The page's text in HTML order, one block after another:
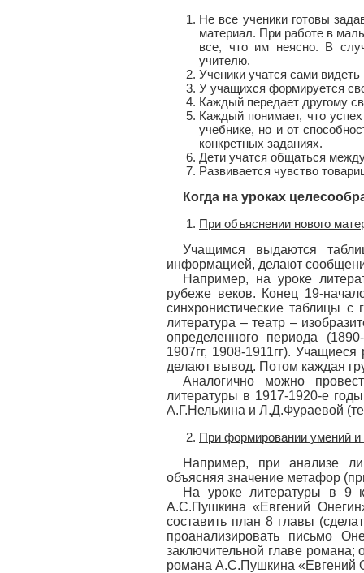
Не все ученики готовы
материал. При работе в
все, что им неясно. В
учителю.
Ученики учатся сами
У учащихся формируется
Каждый передает другому
Каждый понимает, что
учебнике, но и от
конкретных заданиях.
Дети учатся общаться
Развивается чувство
Когда на уроках
При объяснении нового
Учащимся выдаются
информацией, делают
Например, на уроке
рубеже веков. Конец 19-
синхронистические таблицы
литература – театр –
определенного периода (1890-
1907гг, 1908-1911гг).
делают вывод. Потом каждая
Аналогично можно
литературы в 1917-1920-е
А.Г.Нелькина и Л.Д.Фураевой
При формировании умений и
Например, при анализе
объясняя значение метафор
На уроке литературы в 9
А.С.Пушкина «Евгений
составить план 8 главы
проанализировать письмо
заключительной главе
романа А.С.Пушкина «Евгений